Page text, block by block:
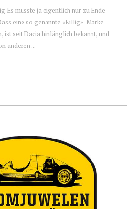
Es musste ja eigentlich nur zu Ende
eine so genannte «Billig»-Marke
ist seit Dacia hinlänglich bekannt, und
anderen ...